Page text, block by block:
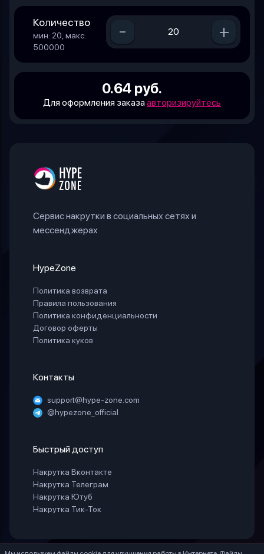
Количество
мин: 20, макс:
500000
- +
0.64 руб.
Для оформления заказаавторизируйтесь
Сервис накрутки в социальных сетях и
мессенджерах
HypeZone
Политика возврата
Правила пользования
Политика конфиденциальности
Договор оферты
Политика куков
Контакты
support@hype-zone.com
@hypezone_official
Быстрый доступ
Накрутка Вконтакте
Накрутка Телеграм
Накрутка Ютуб
Накрутка Тик-Ток